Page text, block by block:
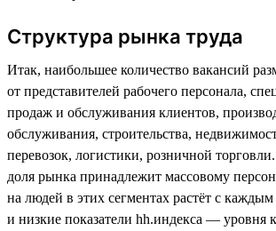
Структура рынка труда
Итак, наибольшее количество вакансий
от представителей рабочего персонала,
продаж и обслуживания клиентов,
обслуживания, строительства,
перевозок, логистики, розничной
доля рынка принадлежит массовому
на людей в этих сегментах растёт с
и низкие показатели hh.индекса —